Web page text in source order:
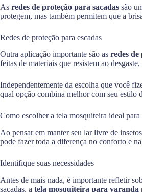
As redes de proteção para sacadas são
protegem, mas também permitem que a
Redes de proteção para escadas
Outra aplicação importante são as redes de
feitas de materiais que resistem ao
Independentemente da escolha que você
qual opção combina melhor com seu estilo
Como escolher a tela mosquiteira ideal para
Ao pensar em manter seu lar livre de
pode fazer toda a diferença no conforto e
Identifique suas necessidades
Antes de mais nada, é importante refletir
sacadas, a tela mosquiteira para varanda